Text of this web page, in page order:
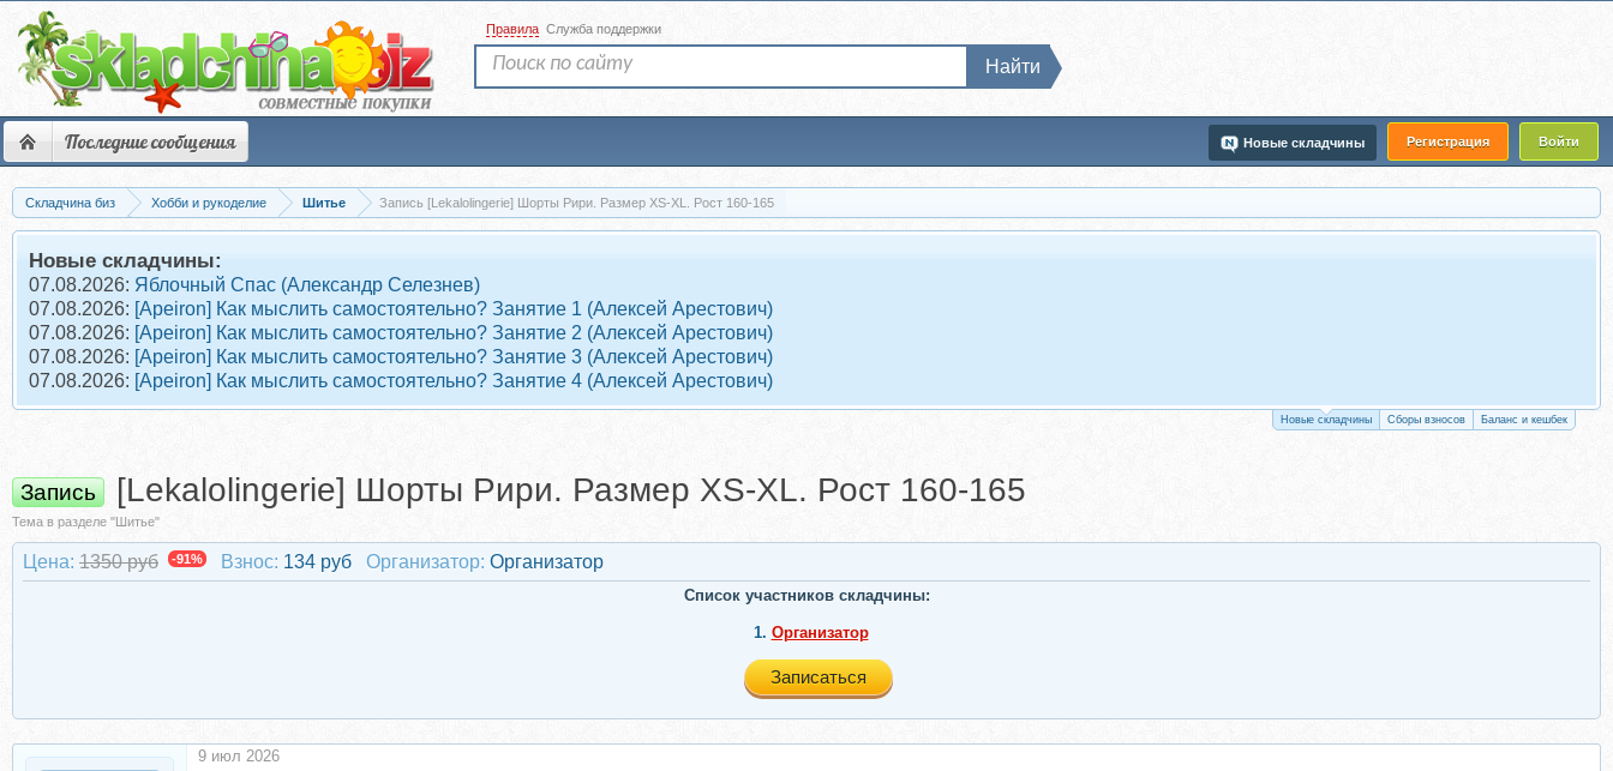
Последние сообщения Регистрация Войти
Новые складчины
Правила Служба поддержки
Найти
Складчина биз Хобби и рукоделие Шитье Запись [Lekalolingerie] Шорты Рири. Размер XS-XL. Рост 160-165
Новые складчины:
07.08.2026: Яблочный Спас (Александр Селезнев)
07.08.2026: [Apeiron] Как мыслить самостоятельно? Занятие 1 (Алексей Арестович)
07.08.2026: [Apeiron] Как мыслить самостоятельно? Занятие 2 (Алексей Арестович)
07.08.2026: [Apeiron] Как мыслить самостоятельно? Занятие 3 (Алексей Арестович)
07.08.2026: [Apeiron] Как мыслить самостоятельно? Занятие 4 (Алексей Арестович)
Новые складчины Сборы взносов Баланс и кешбек
Запись [Lekalolingerie] Шорты Рири. Размер XS-XL. Рост 160-165
Тема в разделе "Шитье"
Цена: 1350 руб -91% Взнос: 134 руб Организатор: Организатор
Список участников складчины:
1. Организатор
Записаться
9 июл 2026